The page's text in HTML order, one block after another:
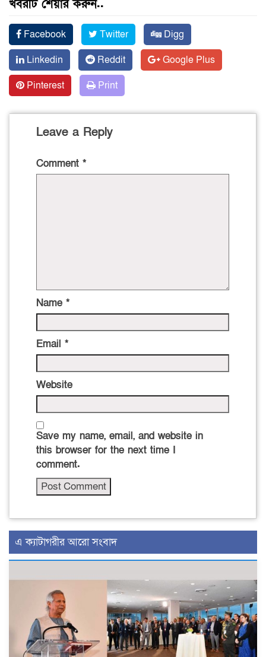
খবরটি শেয়ার করুন..
Facebook Twitter
Digg
Linkedin
Reddit
Google Plus
Pinterest
Print
Leave a Reply
Comment *
Name *
Email *
Website
Save my name, email, and website in
this browser for the next time I
comment.
এ ক্যাটাগরীর আরো সংবাদ